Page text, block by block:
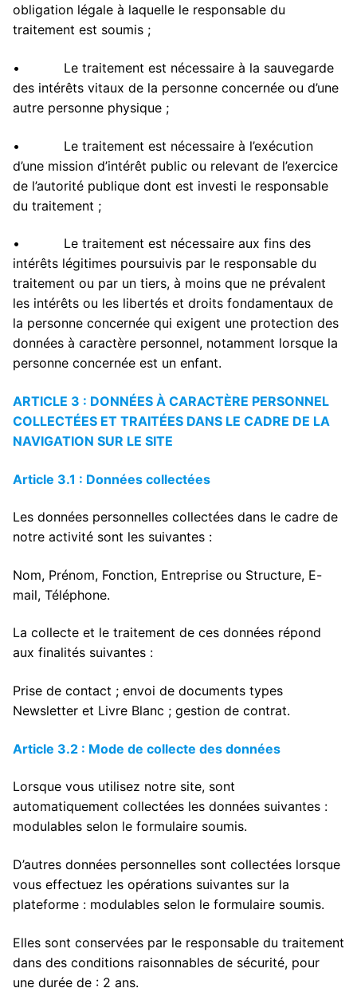
obligation légale à laquelle le responsable du
traitement est soumis ;
• Le traitement est nécessaire à la sauvegarde
des intérêts vitaux de la personne concernée ou d’une
autre personne physique ;
• Le traitement est nécessaire à l’exécution
d’une mission d’intérêt public ou relevant de l’exercice
de l’autorité publique dont est investi le responsable
du traitement ;
• Le traitement est nécessaire aux fins des
intérêts légitimes poursuivis par le responsable du
traitement ou par un tiers, à moins que ne prévalent
les intérêts ou les libertés et droits fondamentaux de
la personne concernée qui exigent une protection des
données à caractère personnel, notamment lorsque la
personne concernée est un enfant.
ARTICLE 3 : DONNÉES À CARACTÈRE PERSONNEL
COLLECTÉES ET TRAITÉES DANS LE CADRE DE LA
NAVIGATION SUR LE SITE
Article 3.1 : Données collectées
Les données personnelles collectées dans le cadre de
notre activité sont les suivantes :
Nom, Prénom, Fonction, Entreprise ou Structure, E-
mail, Téléphone.
La collecte et le traitement de ces données répond
aux finalités suivantes :
Prise de contact ; envoi de documents types
Newsletter et Livre Blanc ; gestion de contrat.
Article 3.2 : Mode de collecte des données
Lorsque vous utilisez notre site, sont
automatiquement collectées les données suivantes :
modulables selon le formulaire soumis.
D’autres données personnelles sont collectées lorsque
vous effectuez les opérations suivantes sur la
plateforme : modulables selon le formulaire soumis.
Elles sont conservées par le responsable du traitement
dans des conditions raisonnables de sécurité, pour
une durée de : 2 ans.